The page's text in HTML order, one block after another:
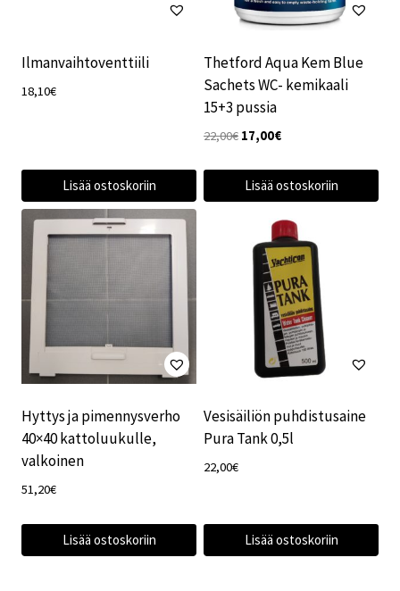
Ilmanvaihtoventtiili
18,10€
Lisää ostoskoriin
Thetford Aqua Kem Blue
Sachets WC- kemikaali
15+3 pussia
22,00€ Alkuperäinen
17,00€Nykyinen
Lisää ostoskoriin
Hyttys ja pimennysverho
40×40 kattoluukulle,
valkoinen
51,20€
Lisää ostoskoriin
Vesisäiliön puhdistusaine
Pura Tank 0,5l
22,00€
Lisää ostoskoriin